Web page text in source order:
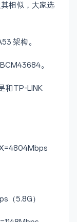
相似，大家选
架构。
。
和TP-LINK
（5.8G）